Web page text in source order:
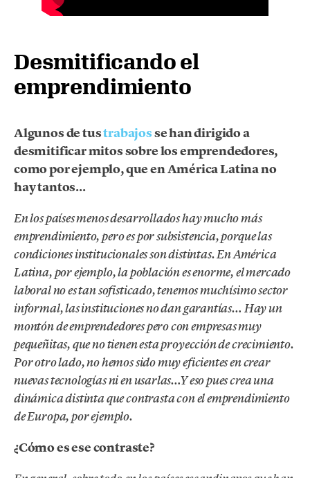
Desmitificando el
emprendimiento
Algunos de tustrabajosse han dirigido a
desmitificar mitos sobre los emprendedores,
como por ejemplo, que en América Latina no
hay tantos…
En los países menos desarrollados hay mucho más
emprendimiento, pero es por subsistencia, porque las
condiciones institucionales son distintas. En América
Latina, por ejemplo, la población es enorme, el mercado
laboral no es tan sofisticado, tenemos muchísimo sector
informal, las instituciones no dan garantías… Hay un
montón de emprendedores pero con empresas muy
pequeñitas, que no tienen esta proyección de crecimiento.
Por otro lado, no hemos sido muy eficientes en crear
nuevas tecnologías ni en usarlas…Y eso pues crea una
dinámica distinta que contrasta con el emprendimiento
de Europa, por ejemplo.
¿Cómo es ese contraste?